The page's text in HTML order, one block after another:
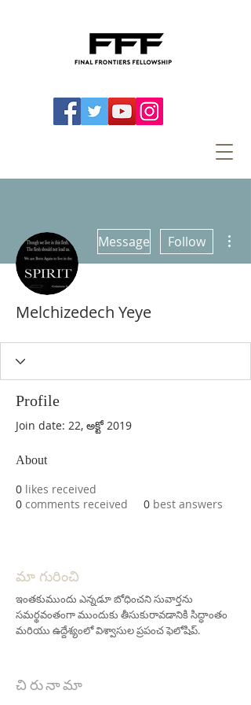
Message Follow
Melchizedech Yeye
Profile
Join date: 22, అక్టో 2019
About
0 likes received
0 comments received 0 best answers
మా గురించి
ఇంతకుముందు ఎన్నడూ బోధించని సువార్తను
సమర్థవంతంగా ముందుకు తీసుకురావడానికి సిద్ధాంతం
మరియు ఉద్దేశ్యంలో విశ్వాసుల ప్రపంచ ఫెలోషిప్.
చిరునామా